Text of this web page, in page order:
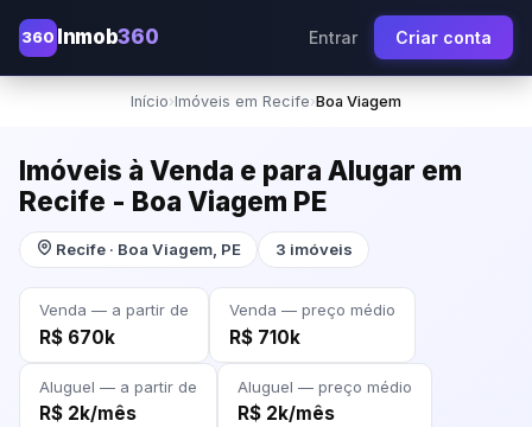
360 Inmob360 Entrar Criar conta
Início›Imóveis em Recife›Boa Viagem
Imóveis à Venda e para Alugar em
Recife - Boa Viagem PE
Recife · Boa Viagem, PE 3 imóveis
Venda — a partir de
R$ 670k
Venda — preço médio
R$ 710k
Aluguel — a partir de
R$ 2k/mês
Aluguel — preço médio
R$ 2k/mês